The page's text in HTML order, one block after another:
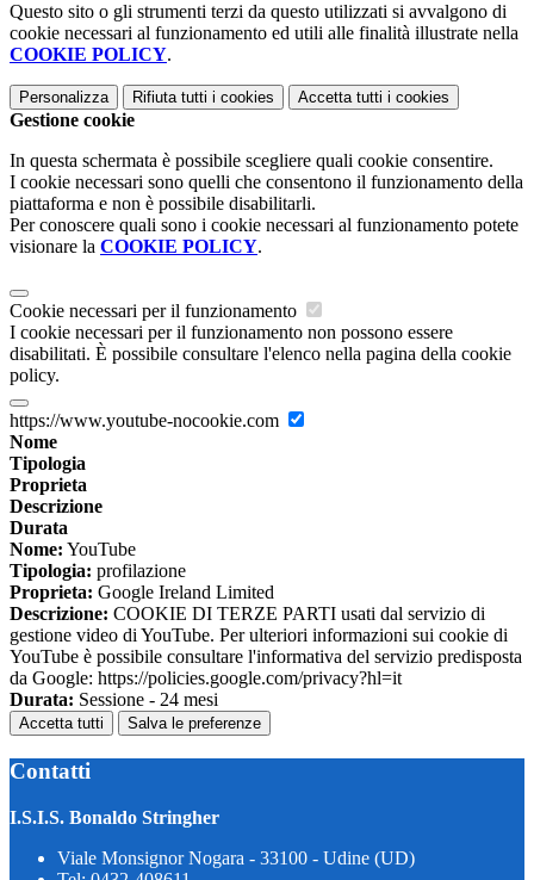
Questo sito o gli strumenti terzi da questo utilizzati si avvalgono di
cookie necessari al funzionamento ed utili alle finalità illustrate nella
COOKIE POLICY.
Personalizza Rifiuta tutti i cookies Accetta tutti i cookies
Gestione cookie
In questa schermata è possibile scegliere quali cookie consentire.
I cookie necessari sono quelli che consentono il funzionamento della
piattaforma e non è possibile disabilitarli.
Per conoscere quali sono i cookie necessari al funzionamento potete
visionare la COOKIE POLICY.
Cookie necessari per il funzionamento
I cookie necessari per il funzionamento non possono essere
disabilitati. È possibile consultare l'elenco nella pagina della cookie
policy.
https://www.youtube-nocookie.com
Nome
Tipologia
Proprieta
Descrizione
Durata
Nome: YouTube
Tipologia: profilazione
Proprieta: Google Ireland Limited
Descrizione: COOKIE DI TERZE PARTI usati dal servizio di
gestione video di YouTube. Per ulteriori informazioni sui cookie di
YouTube è possibile consultare l'informativa del servizio predisposta
da Google: https://policies.google.com/privacy?hl=it
Durata: Sessione - 24 mesi
Accetta tutti Salva le preferenze
Contatti
I.S.I.S. Bonaldo Stringher
Viale Monsignor Nogara - 33100 - Udine (UD)